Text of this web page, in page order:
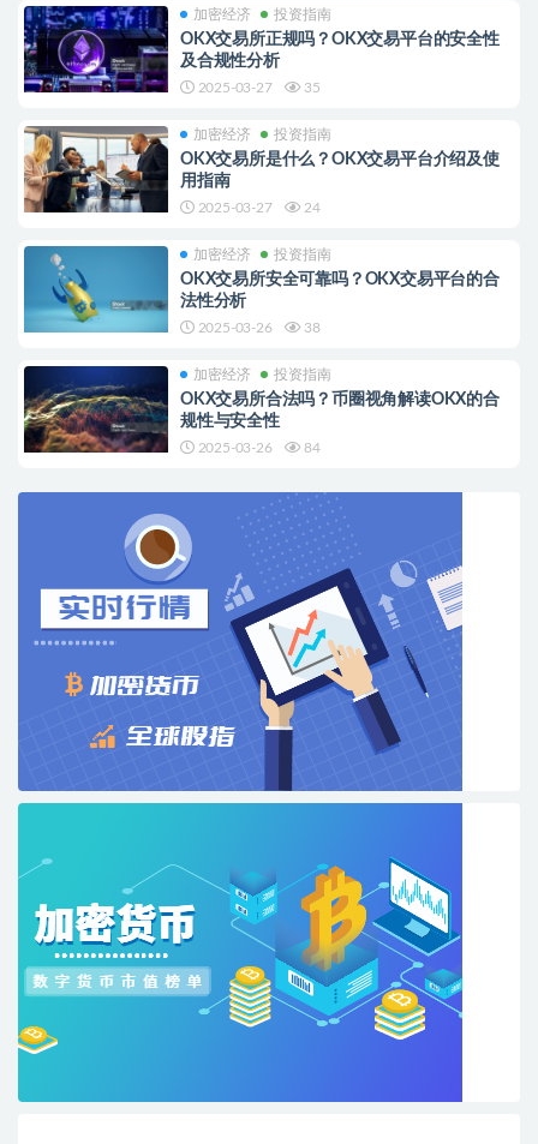
加密经济 投资指南
OKX交易所正规吗？OKX交易平台的安全性
及合规性分析
2025-03-27 35
加密经济 投资指南
OKX交易所是什么？OKX交易平台介绍及使
用指南
2025-03-27 24
加密经济 投资指南
OKX交易所安全可靠吗？OKX交易平台的合
法性分析
2025-03-26 38
加密经济 投资指南
OKX交易所合法吗？币圈视角解读OKX的合
规性与安全性
2025-03-26 84